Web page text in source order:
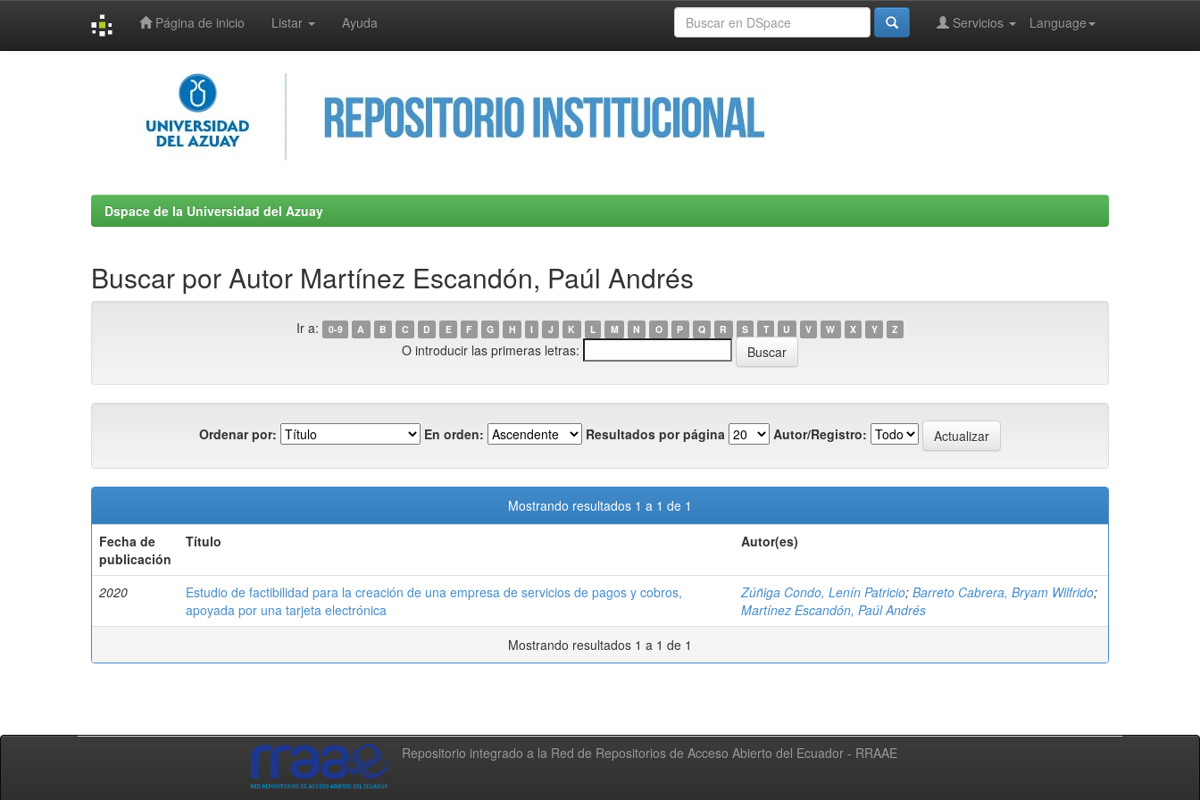
Página de inicio Listar Ayuda Language
Servicios
Dspace de la Universidad del Azuay
Buscar por Autor Martínez Escandón, Paúl Andrés
Ir a: 0-9 A B C D E F G H I J K L M N O P Q R S T U V W X Y Z
O introducir las primeras letras:
Ordenar por: En orden: Resultados por página Autor/Registro:
Mostrando resultados 1 a 1 de 1
Fecha de
publicación
Título Autor(es)
2020
Estudio de factibilidad para la creación de una empresa de servicios de pagos y cobros,
apoyada por una tarjeta electrónica
Zúñiga Condo, Lenín Patricio; Barreto Cabrera, Bryam Wilfrido;
Martínez Escandón, Paúl Andrés
Mostrando resultados 1 a 1 de 1
Repositorio integrado a la Red de Repositorios de Acceso Abierto del Ecuador - RRAAE